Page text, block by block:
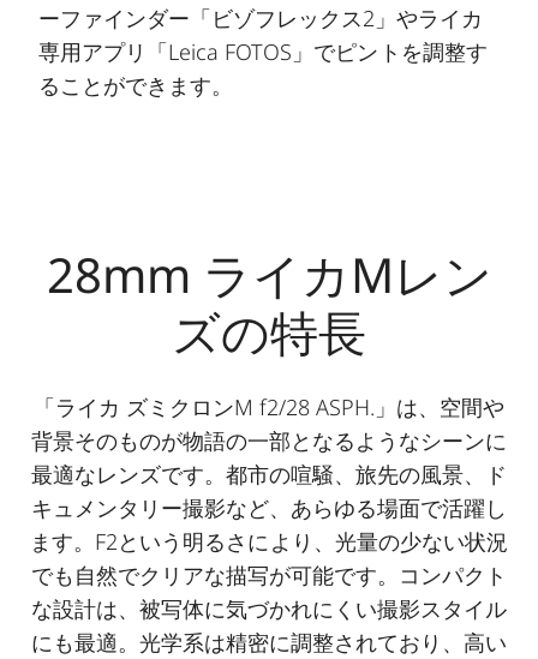
ーファインダー「ビゾフレックス2」やライカ
専用アプリ「Leica FOTOS」でピントを調整す
ることができます。
28mm ライカMレン
ズの特長
「ライカ ズミクロンM f2/28 ASPH.」は、空間や
背景そのものが物語の一部となるようなシーンに
最適なレンズです。都市の喧騒、旅先の風景、ド
キュメンタリー撮影など、あらゆる場面で活躍し
ます。F2という明るさにより、光量の少ない状況
でも自然でクリアな描写が可能です。コンパクト
な設計は、被写体に気づかれにくい撮影スタイル
にも最適。光学系は精密に調整されており、高い